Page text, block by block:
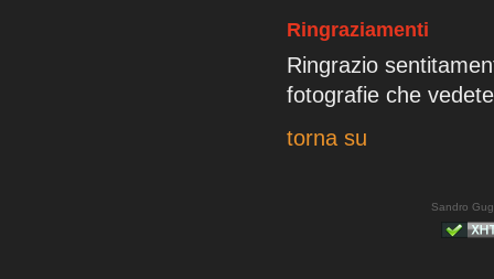
Ringraziamenti
Ringrazio
fotografie che
torna su
Sandro